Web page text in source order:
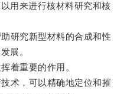
用来进行核材料研究和核
究新型材料的合成和性
展。
重要的作用。
，可以精确地定位和摧